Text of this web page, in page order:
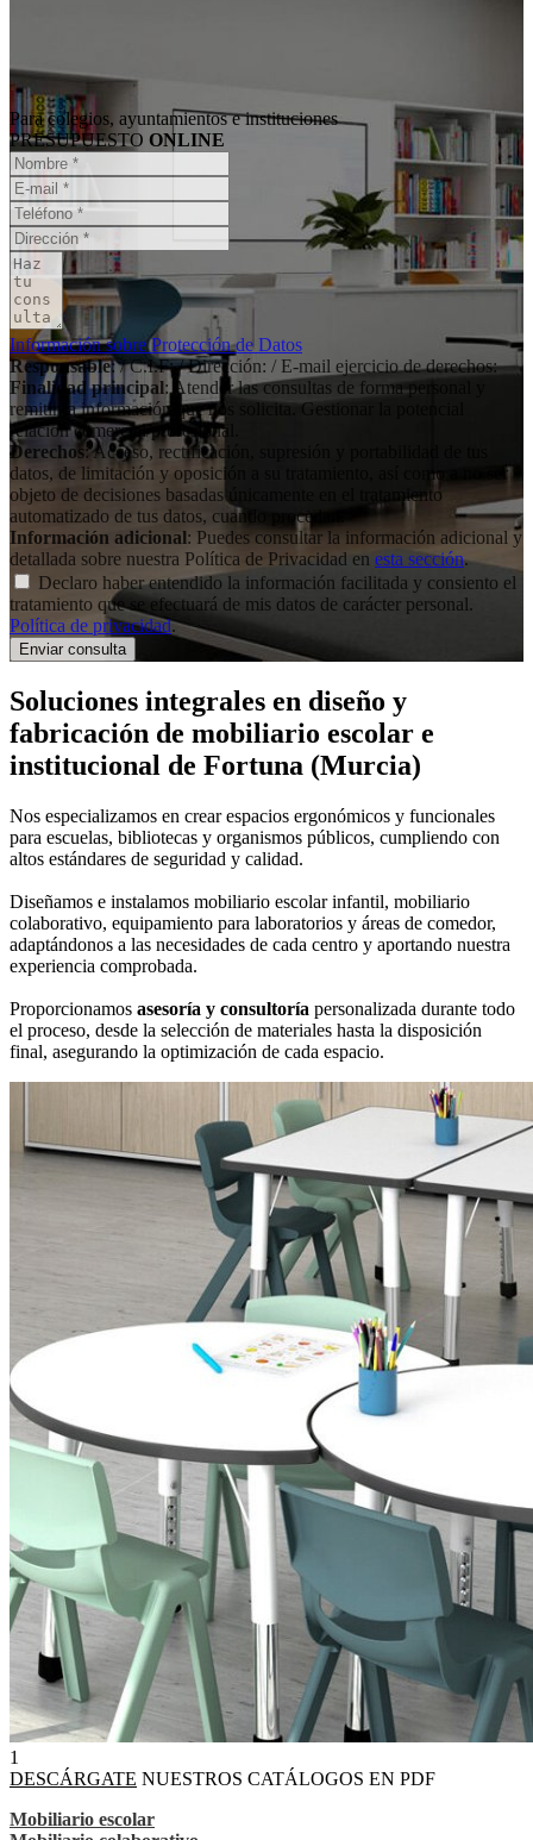
Para colegios, ayuntamientos e instituciones
PRESUPUESTO ONLINE
Información sobre Protección de Datos
Responsable: / C.I.F: / Dirección: / E-mail ejercicio de derechos:
Finalidad principal: Atender las consultas de forma personal y
remitir la información que nos solicita. Gestionar la potencial
relación comercial/profesional.
Derechos: Acceso, rectificación, supresión y portabilidad de tus
datos, de limitación y oposición a su tratamiento, así como a no ser
objeto de decisiones basadas únicamente en el tratamiento
automatizado de tus datos, cuando procedan.
Información adicional: Puedes consultar la información adicional y
detallada sobre nuestra Política de Privacidad en esta sección.
Declaro haber entendido la información facilitada y consiento el
tratamiento que se efectuará de mis datos de carácter personal.
Política de privacidad.
Soluciones integrales en diseño y
fabricación de mobiliario escolar e
institucional de Fortuna (Murcia)
Nos especializamos en crear espacios ergonómicos y funcionales
para escuelas, bibliotecas y organismos públicos, cumpliendo con
altos estándares de seguridad y calidad.
Diseñamos e instalamos mobiliario escolar infantil, mobiliario
colaborativo, equipamiento para laboratorios y áreas de comedor,
adaptándonos a las necesidades de cada centro y aportando nuestra
experiencia comprobada.
Proporcionamos asesoría y consultoría personalizada durante todo
el proceso, desde la selección de materiales hasta la disposición
final, asegurando la optimización de cada espacio.
1
DESCÁRGATE NUESTROS CATÁLOGOS EN PDF
Mobiliario escolar